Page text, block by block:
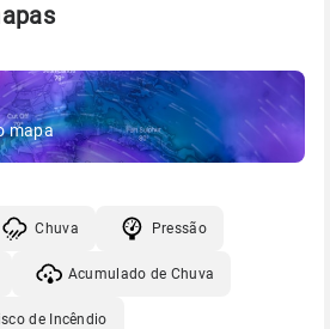
mapa
Chuva Pressão
Acumulado de Chuva
de Incêndio